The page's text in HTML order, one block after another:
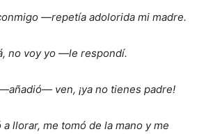
—repetía adolorida mi madre.
no voy yo —le respondí.
ven, ¡ya no tienes padre!
llorar, me tomó de la mano y me